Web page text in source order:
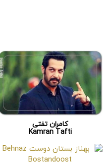
کامران تفتی
Kamran Tafti